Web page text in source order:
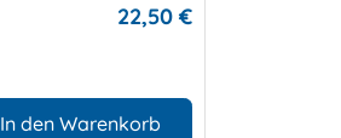
22,50 €
In den Warenkorb